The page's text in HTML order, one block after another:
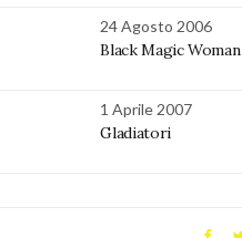
24 Agosto 2006
Black Magic Woman
1 Aprile 2007
Gladiatori